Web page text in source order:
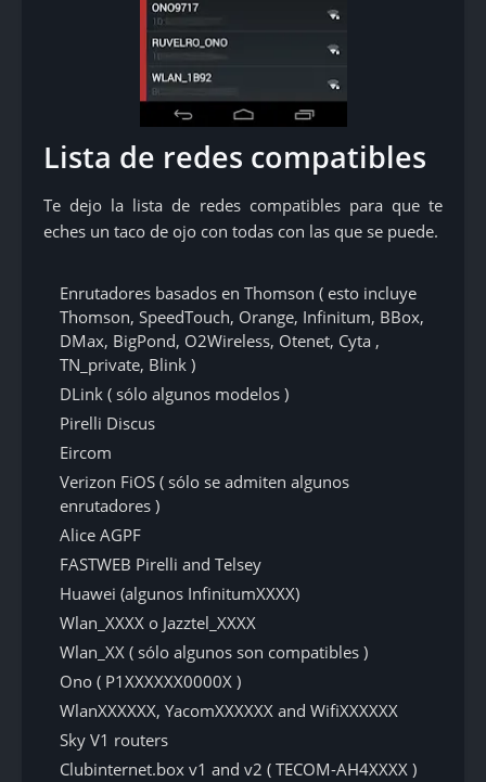
Lista de redes compatibles
Te dejo la lista de redes compatibles para que te
eches un taco de ojo con todas con las que se puede.
Enrutadores basados en Thomson ( esto incluye
Thomson, SpeedTouch, Orange, Infinitum, BBox,
DMax, BigPond, O2Wireless, Otenet, Cyta ,
TN_private, Blink )
DLink ( sólo algunos modelos )
Pirelli Discus
Eircom
Verizon FiOS ( sólo se admiten algunos
enrutadores )
Alice AGPF
FASTWEB Pirelli and Telsey
Huawei (algunos InfinitumXXXX)
Wlan_XXXX o Jazztel_XXXX
Wlan_XX ( sólo algunos son compatibles )
Ono ( P1XXXXXX0000X )
WlanXXXXXX, YacomXXXXXX and WifiXXXXXX
Sky V1 routers
Clubinternet.box v1 and v2 ( TECOM-AH4XXXX )